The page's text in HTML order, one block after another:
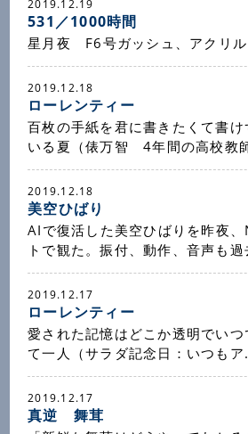
2019.12.19
531／1000時間
星月夜 F6号ガッシュ、アクリル
2019.12.18
ローレンティー
百枚の手紙を君に書きたくて書
いる夏（俵万智 4年間の高校教
2019.12.18
美空ひばり
AIで復活した美空ひばりを昨夜
トで観た。振付、動作、音声も
2019.12.17
ローレンティー
愛された記憶はどこか透明でい
て一人（サラダ記念日：いつもア
2019.12.17
真逆 舞茸